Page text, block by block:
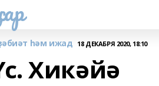
һәм ижад 18 ДЕКАБРЯ 2020, 18:10
Хикәйә